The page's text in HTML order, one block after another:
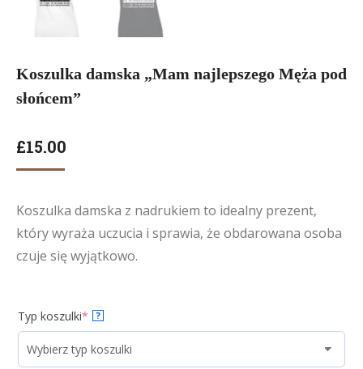
Koszulka damska „Mam najlepszego Męża pod
słońcem”
£15.00
Koszulka damska z nadrukiem to idealny prezent,
który wyraża uczucia i sprawia, że obdarowana osoba
czuje się wyjątkowo.
Typ koszulki* ?